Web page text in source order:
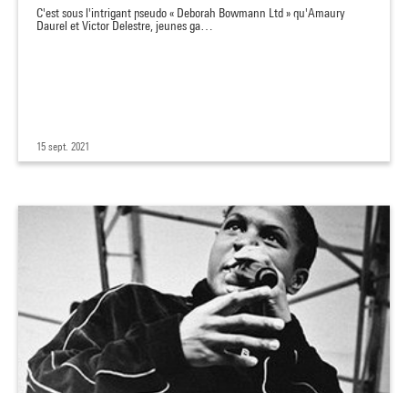
C'est sous l'intrigant pseudo « Deborah Bowmann Ltd » qu'Amaury
Daurel et Victor Delestre, jeunes ga…
15 sept. 2021